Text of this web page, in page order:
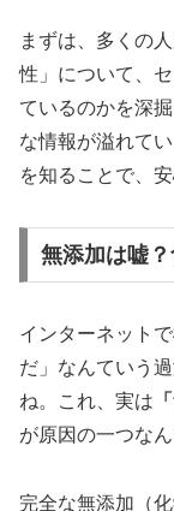
まずは、多くの
性」について、
ているのかを深
な情報が溢れて
を知ることで、
無添加は嘘
インターネット
だ」なんていう
ね。これ、実は
が原因の一つなん
完全な無添加（